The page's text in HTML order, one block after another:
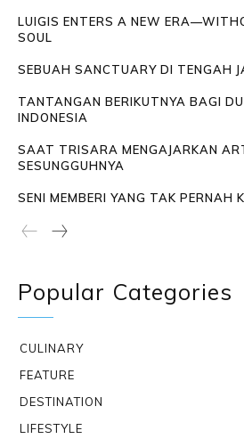
LUIGIS ENTERS A NEW
SOUL
SEBUAH SANCTUARY DI TENGAH
TANTANGAN BERIKUTNYA BAGI
INDONESIA
SAAT TRISARA MENGAJARKAN
SESUNGGUHNYA
SENI MEMBERI YANG TAK PERNAH
Popular Categories
CULINARY
FEATURE
DESTINATION
LIFESTYLE